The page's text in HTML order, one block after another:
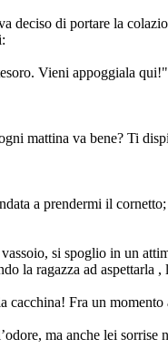
deciso di portare la
Vieni appoggiala
mattina va bene? Ti
a prendermi il
si spoglio in un
la ragazza ad aspettarla ,
cacchina! Fra un
ma anche lei